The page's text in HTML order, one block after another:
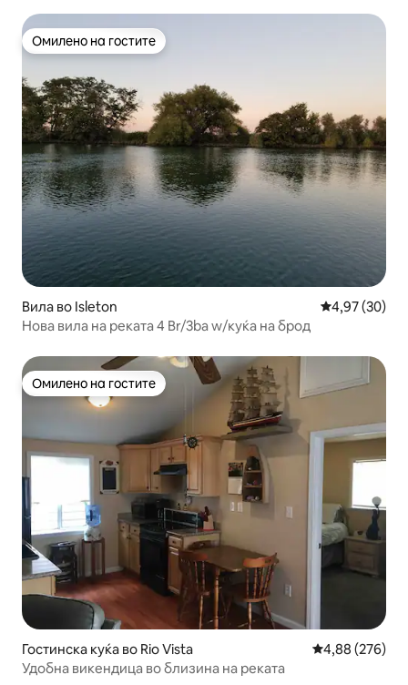
Омилено на гостите
Омилено на гостите
Вила во Isleton Просечна
4,97 (30)
Нова вила на реката 4 Br/3ba w/куќа на брод
Омилено на гостите
Омилено на гостите
Гостинска куќа во Rio Vista Просечна
4,88 (276)
Удобна викендица во близина на реката